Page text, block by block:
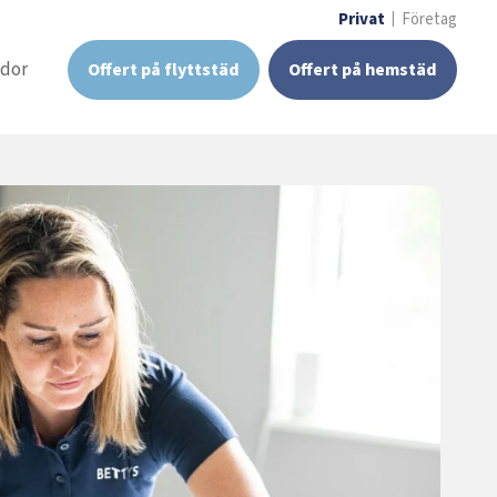
Privat Företag
Offert på flyttstäd Offert på hemstäd